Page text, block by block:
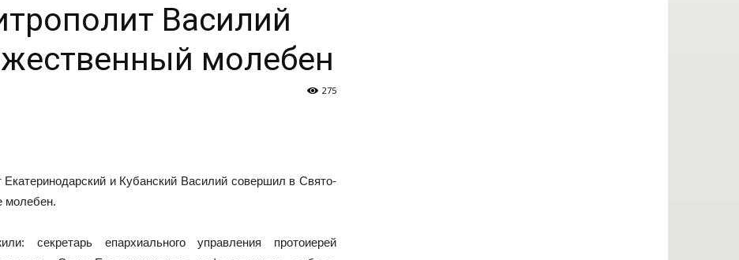
Василий
молебен
275
и Кубанский Василий совершил в Свято-
молебен.
секретарь епархиального управления протоиерей